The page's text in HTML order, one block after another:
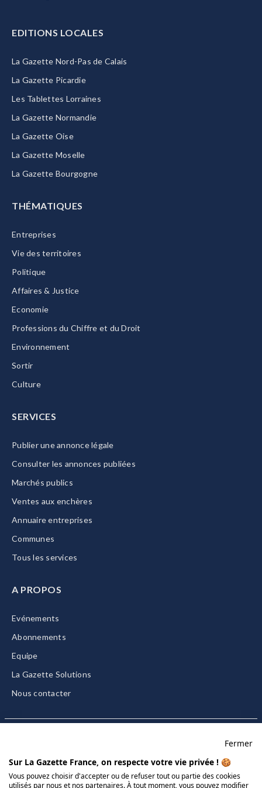
EDITIONS LOCALES
La Gazette Nord-Pas de Calais
La Gazette Picardie
Les Tablettes Lorraines
La Gazette Normandie
La Gazette Oise
La Gazette Moselle
La Gazette Bourgogne
THÉMATIQUES
Entreprises
Vie des territoires
Politique
Affaires & Justice
Economie
Professions du Chiffre et du Droit
Environnement
Sortir
Culture
SERVICES
Publier une annonce légale
Consulter les annonces publiées
Marchés publics
Ventes aux enchères
Annuaire entreprises
Communes
Tous les services
A PROPOS
Evénements
Abonnements
Equipe
La Gazette Solutions
Nous contacter
CGU/CGV
Fermer
Sur La Gazette France, on respecte votre vie privée ! 🍪
Vous pouvez choisir d'accepter ou de refuser tout ou partie des cookies
utilisés par nous et nos partenaires. À tout moment, vous pouvez modifier